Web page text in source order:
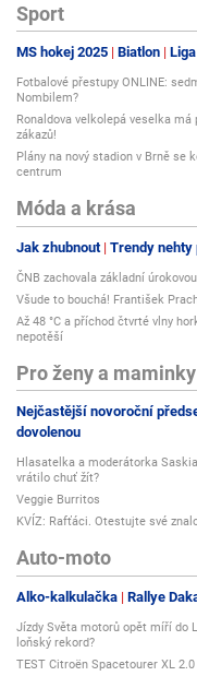
Sport
MS hokej 2025 Biatlon
Fotbalové přestupy ONLINE:
Nombilem?
Ronaldova velkolepá veselka
zákazů!
Plány na nový stadion v Brně se
centrum
Móda a krása
Jak zhubnout Trendy nehty
ČNB zachovala základní
Všude to bouchá! František
Až 48 °C a příchod čtvrté vlny
nepotěší
Pro ženy a maminky
Nejčastější novoroční
dovolenou
Hlasatelka a moderátorka
vrátilo chuť žít?
Veggie Burritos
KVÍZ: Rafťáci. Otestujte své
Auto-moto
Alko-kalkulačka Rallye
Jízdy Světa motorů opět míří do
loňský rekord?
TEST Citroën Spacetourer XL